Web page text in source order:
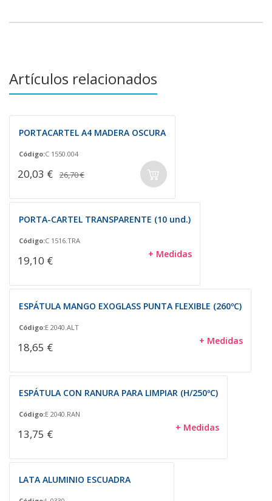
Artículos relacionados
PORTACARTEL A4 MADERA OSCURA
Código:C 1550.004
20,03 € 26,70 €
PORTA-CARTEL TRANSPARENTE (10 und.)
Código:C 1516.TRA
19,10 € + Medidas
ESPÁTULA MANGO EXOGLASS PUNTA FLEXIBLE (260ºC)
Código:E 2040.ALT
18,65 € + Medidas
ESPÁTULA CON RANURA PARA LIMPIAR (H/250ºC)
Código:E 2040.RAN
13,75 € + Medidas
LATA ALUMINIO ESCUADRA